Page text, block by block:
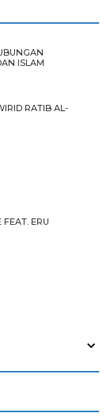
ISLAM
RATIB AL-
ERU